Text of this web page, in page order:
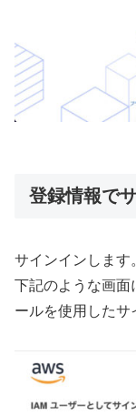
登録情報で
サインインします
下記のような画面
ールを使用したサ